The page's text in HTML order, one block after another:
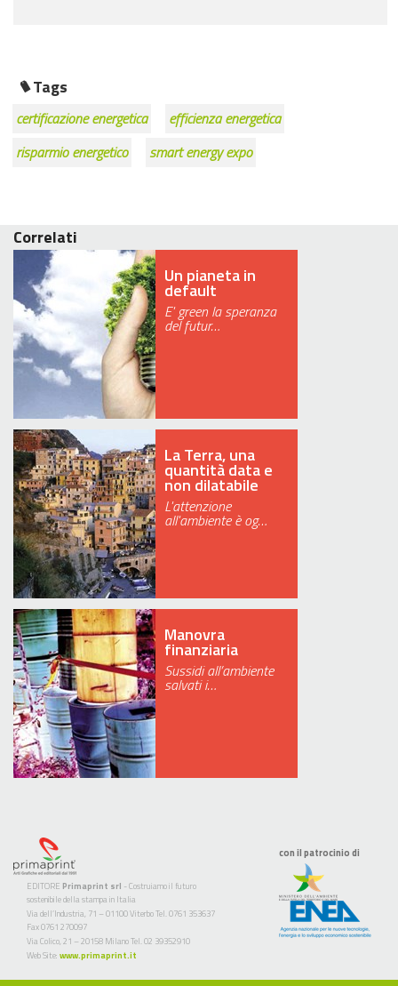
Tags
certificazione energetica
efficienza energetica
risparmio energetico
smart energy expo
Correlati
Un pianeta in
default
E' green la speranza
del futur…
La Terra, una
quantità data e
non dilatabile
L'attenzione
all'ambiente è og…
Manovra
finanziaria
Sussidi all’ambiente
salvati i…
EDITORE Primaprint srl - Costruiamo il futuro
sostenibile della stampa in Italia
Via dell’Industria, 71 – 01100 Viterbo Tel. 0761 353637
Fax 0761 270097
Via Colico, 21 – 20158 Milano Tel. 02 39352910
Web Site: www.primaprint.it
con il patrocinio di